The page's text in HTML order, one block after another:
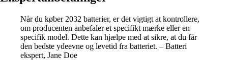
Når du køber 2032 batterier, er det vigtigt at kontrollere,
om producenten anbefaler et specifikt mærke eller en
specifik model. Dette kan hjælpe med at sikre, at du får
den bedste ydeevne og levetid fra batteriet. – Batteri
ekspert, Jane Doe